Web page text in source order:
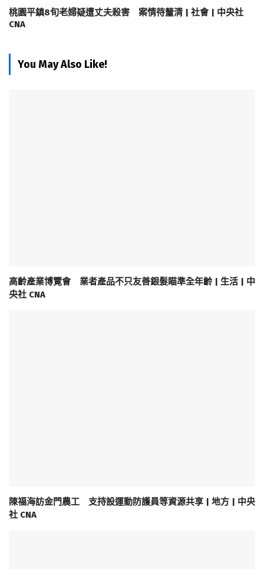
桃園平鎮8旬老婦疑遭丈夫殺害 案情待釐清 | 社會 | 中央社
CNA
You May Also Like!
高齡產業博覽會 業者產品不只友善銀髮瞄準全年齡 | 生活 | 中
央社 CNA
陳福海訪金門農工 支持設運動防護員等資源共享 | 地方 | 中央
社 CNA